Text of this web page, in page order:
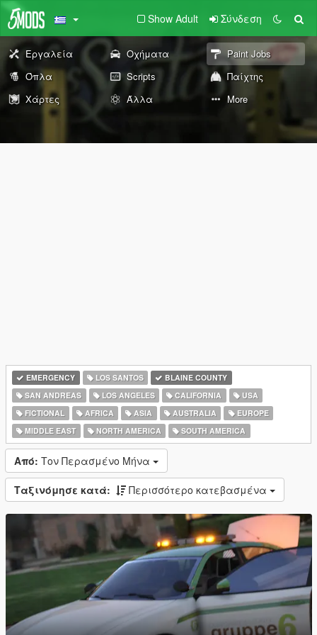
Show Adult Σύνδεση
Εργαλεία Οχήματα
Paint Jobs
Όπλα
Scripts
Παίχτης
Χάρτες
Άλλα More
EMERGENCY LOS SANTOS
BLAINE COUNTY
SAN ANDREAS
LOS ANGELES CALIFORNIA
USA
FICTIONAL
AFRICA ASIA AUSTRALIA
EUROPE
MIDDLE EAST
NORTH AMERICA SOUTH AMERICA
Από: Τον Περασμένο Μήνα
Ταξινόμησε κατά: Περισσότερο κατεβασμένα